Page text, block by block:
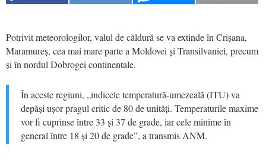
Potrivit meteorologilor, valul de căldură se va extinde în Crișana,
Maramureș, cea mai mare parte a Moldovei și Transilvaniei, precum
și în nordul Dobrogei continentale.
În aceste regiuni, „indicele temperatură-umezeală (ITU) va
depăși ușor pragul critic de 80 de unități. Temperaturile maxime
vor fi cuprinse între 33 și 37 de grade, iar cele minime în
general între 18 și 20 de grade”, a transmis ANM.